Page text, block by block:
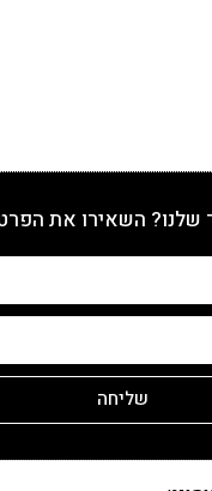
שלנו? השאירו את
שליחה